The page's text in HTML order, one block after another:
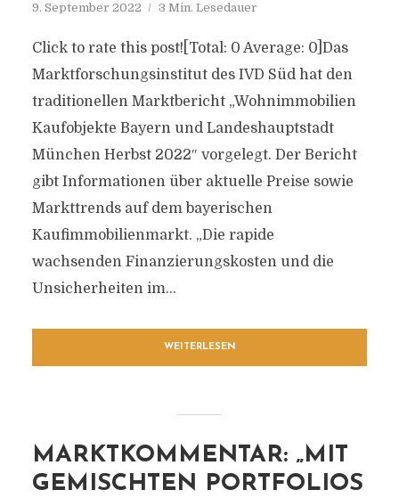
9. September 2022 3 Min. Lesedauer
Click to rate this post![Total: 0 Average: 0]Das
Marktforschungsinstitut des IVD Süd hat den
traditionellen Marktbericht „Wohnimmobilien
Kaufobjekte Bayern und Landeshauptstadt
München Herbst 2022″ vorgelegt. Der Bericht
gibt Informationen über aktuelle Preise sowie
Markttrends auf dem bayerischen
Kaufimmobilienmarkt. „Die rapide
wachsenden Finanzierungskosten und die
Unsicherheiten im...
WEITERLESEN
MARKTKOMMENTAR: „MIT
GEMISCHTEN PORTFOLIOS